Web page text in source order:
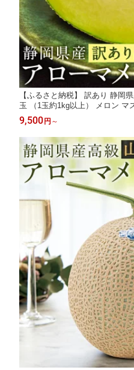
【ふるさと納税】 訳あり 静岡
玉 （1玉約1kg以上） メロン マ
果物 くだもの 家庭用 ご自宅用
菊川市 9500円 ～ 18000円 9千5
送】
9,500 円 ～